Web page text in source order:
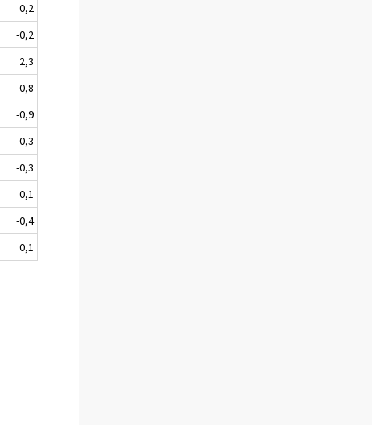
0,2
-0,2
2,3
-0,8
-0,9
0,3
-0,3
0,1
-0,4
0,1